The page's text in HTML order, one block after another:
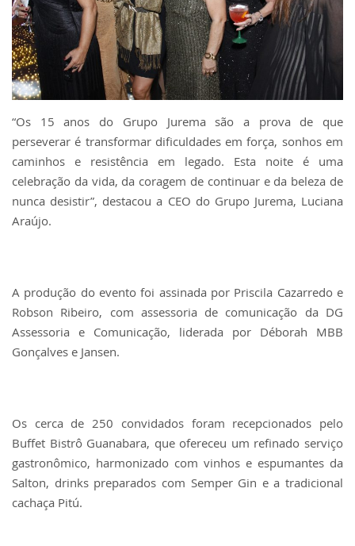
“Os 15 anos do Grupo Jurema são a prova de que
perseverar é transformar dificuldades em força, sonhos em
caminhos e resistência em legado. Esta noite é uma
celebração da vida, da coragem de continuar e da beleza de
nunca desistir”, destacou a CEO do Grupo Jurema, Luciana
Araújo.
A produção do evento foi assinada por Priscila Cazarredo e
Robson Ribeiro, com assessoria de comunicação da DG
Assessoria e Comunicação, liderada por Déborah MBB
Gonçalves e Jansen.
Os cerca de 250 convidados foram recepcionados pelo
Buffet Bistrô Guanabara, que ofereceu um refinado serviço
gastronômico, harmonizado com vinhos e espumantes da
Salton, drinks preparados com Semper Gin e a tradicional
cachaça Pitú.